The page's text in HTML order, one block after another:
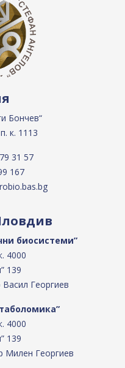
Бончев“
к. 1113
31 57
167
биосистеми”
4000
139
Георгиев
4000
139
Милен Георгиев